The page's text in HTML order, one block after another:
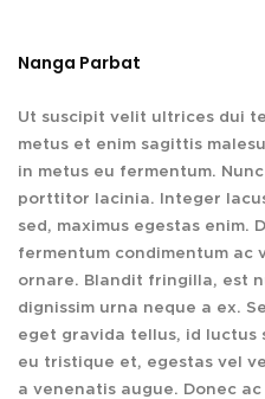
Nanga Parbat
Ut suscipit velit ultrices dui
metus et enim sagittis
in metus eu fermentum.
porttitor lacinia. Integer
sed, maximus egestas enim.
fermentum condimentum ac
ornare. Blandit fringilla, est
dignissim urna neque a ex.
eget gravida tellus, id luctus
eu tristique et, egestas vel
a venenatis augue. Donec